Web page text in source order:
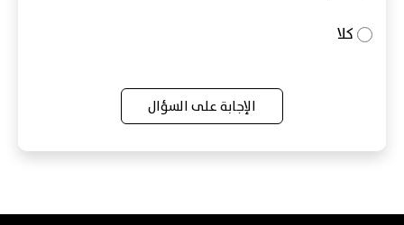
كلا
الإجابة على السؤال